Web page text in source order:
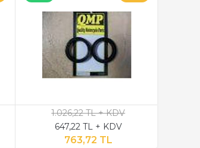
1.026,22 TL + KDV
647,22 TL + KDV
763,72 TL